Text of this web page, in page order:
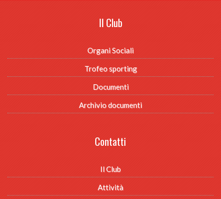
Il Club
Organi Sociali
Trofeo sporting
Documenti
Archivio documenti
Contatti
Il Club
Attività